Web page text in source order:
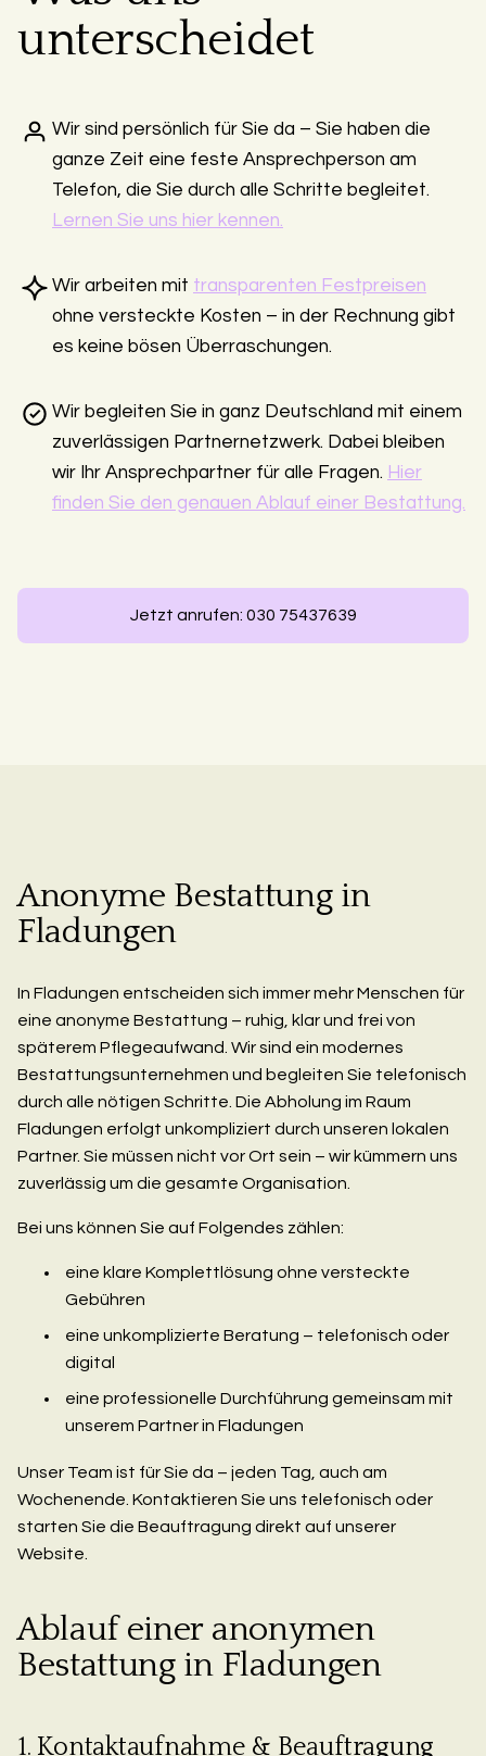
unterscheidet
Wir sind persönlich für Sie da – Sie haben die
ganze Zeit eine feste Ansprechperson am
Telefon, die Sie durch alle Schritte begleitet.
Lernen Sie uns hier kennen.
Wir arbeiten mit transparenten Festpreisen
ohne versteckte Kosten – in der Rechnung gibt
es keine bösen Überraschungen.
Wir begleiten Sie in ganz Deutschland mit einem
zuverlässigen Partnernetzwerk. Dabei bleiben
wir Ihr Ansprechpartner für alle Fragen. Hier
finden Sie den genauen Ablauf einer Bestattung.
Jetzt anrufen: 030 75437639
Anonyme Bestattung in
Fladungen
In Fladungen entscheiden sich immer mehr Menschen für
eine anonyme Bestattung – ruhig, klar und frei von
späterem Pflegeaufwand. Wir sind ein modernes
Bestattungsunternehmen und begleiten Sie telefonisch
durch alle nötigen Schritte. Die Abholung im Raum
Fladungen erfolgt unkompliziert durch unseren lokalen
Partner. Sie müssen nicht vor Ort sein – wir kümmern uns
zuverlässig um die gesamte Organisation.
Bei uns können Sie auf Folgendes zählen:
eine klare Komplettlösung ohne versteckte
Gebühren
eine unkomplizierte Beratung – telefonisch oder
digital
eine professionelle Durchführung gemeinsam mit
unserem Partner in Fladungen
Unser Team ist für Sie da – jeden Tag, auch am
Wochenende. Kontaktieren Sie uns telefonisch oder
starten Sie die Beauftragung direkt auf unserer
Website.
Ablauf einer anonymen
Bestattung in Fladungen
1. Kontaktaufnahme & Beauftragung